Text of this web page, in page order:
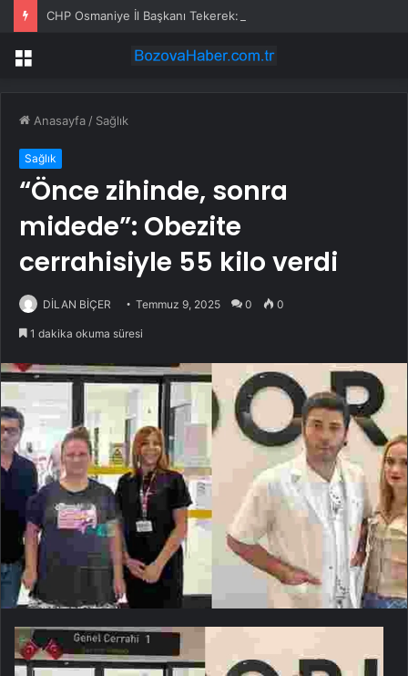
Menü
Anasayfa / Sağlık
Sağlık
“Önce zihinde, sonra
midede”: Obezite
cerrahisiyle 55 kilo verdi
DİLAN BİÇER Temmuz 9, 2025 0 0
1 dakika okuma süresi